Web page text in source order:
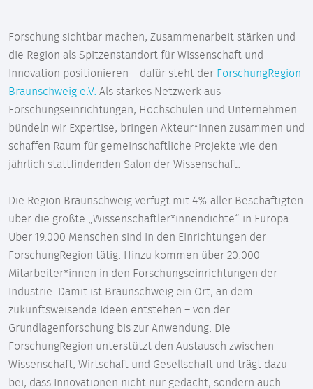
Forschung sichtbar machen, Zusammenarbeit stärken und
die Region als Spitzenstandort für Wissenschaft und
Innovation positionieren – dafür steht der ForschungRegion
Braunschweig e.V. Als starkes Netzwerk aus
Forschungseinrichtungen, Hochschulen und Unternehmen
bündeln wir Expertise, bringen Akteur*innen zusammen und
schaffen Raum für gemeinschaftliche Projekte wie den
jährlich stattfindenden Salon der Wissenschaft.
Die Region Braunschweig verfügt mit 4% aller Beschäftigten
über die größte „Wissenschaftler*innendichte“ in Europa.
Über 19.000 Menschen sind in den Einrichtungen der
ForschungRegion tätig. Hinzu kommen über 20.000
Mitarbeiter*innen in den Forschungseinrichtungen der
Industrie. Damit ist Braunschweig ein Ort, an dem
zukunftsweisende Ideen entstehen – von der
Grundlagenforschung bis zur Anwendung. Die
ForschungRegion unterstützt den Austausch zwischen
Wissenschaft, Wirtschaft und Gesellschaft und trägt dazu
bei, dass Innovationen nicht nur gedacht, sondern auch